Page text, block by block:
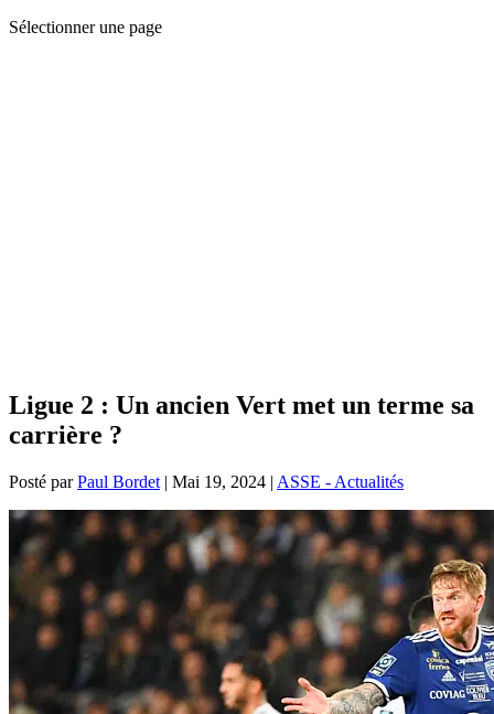
Sélectionner une page
Ligue 2 : Un ancien Vert met un terme sa
carrière ?
Posté parPaul Bordet | Mai 19, 2024 | ASSE - Actualités